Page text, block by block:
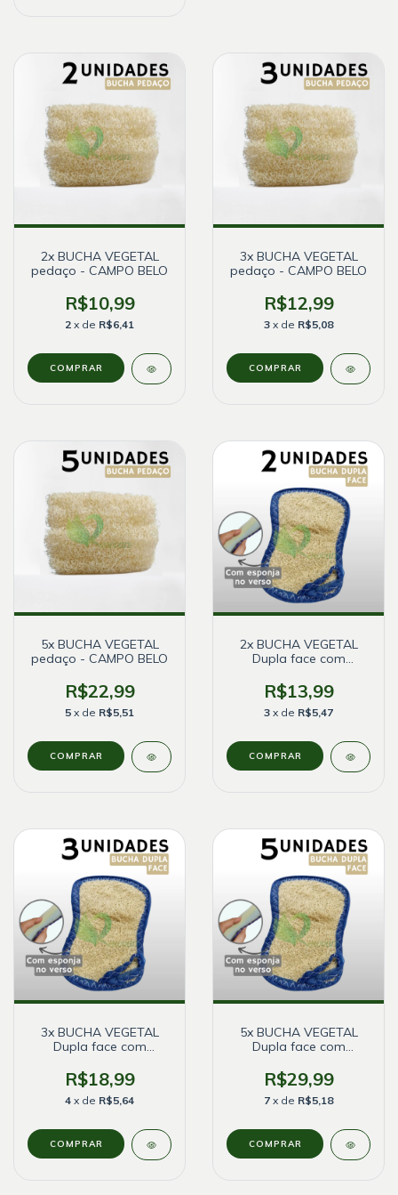
2x BUCHA VEGETAL
pedaço - CAMPO BELO
R$10,99
2 x de R$6,41
3x BUCHA VEGETAL
pedaço - CAMPO BELO
R$12,99
3 x de R$5,08
5x BUCHA VEGETAL
pedaço - CAMPO BELO
R$22,99
5 x de R$5,51
2x BUCHA VEGETAL
Dupla face com
BELO
R$13,99
3 x de R$5,47
3x BUCHA VEGETAL
Dupla face com
BELO
R$18,99
4 x de R$5,64
5x BUCHA VEGETAL
Dupla face com
BELO
R$29,99
7 x de R$5,18